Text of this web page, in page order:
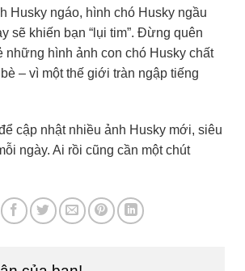
Husky ngáo, hình chó Husky ngầu
sẽ khiến bạn “lụi tim”. Đừng quên
những hình ảnh con chó Husky chất
– vì một thế giới tràn ngập tiếng
cập nhật nhiều ảnh Husky mới, siêu
ngày. Ai rồi cũng cần một chút